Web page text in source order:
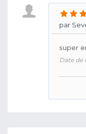
par
super
Date de